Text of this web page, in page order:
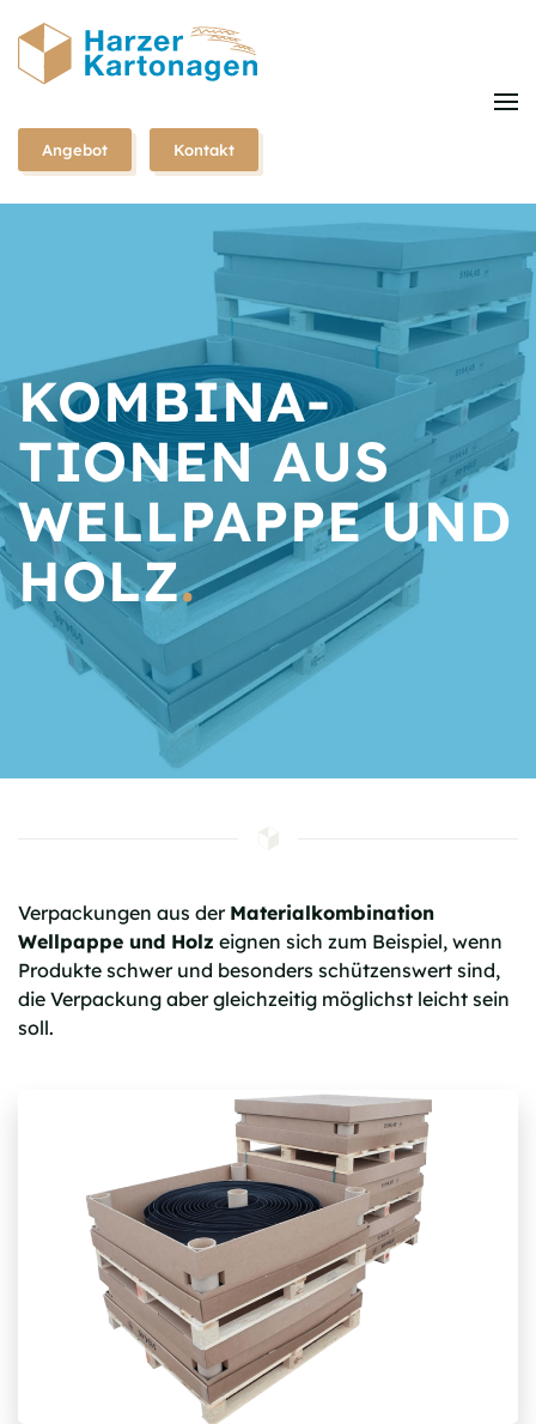
Zum
springen
Angebot Kontakt
KOMBINA­
TIONEN AUS
WELLPAPPE UND
HOLZ.
Verpackungen aus der Materialkombination
Wellpappe und Holz eignen sich zum Beispiel, wenn
Produkte schwer und besonders schützenswert sind,
die Verpackung aber gleichzeitig möglichst leicht sein
soll.